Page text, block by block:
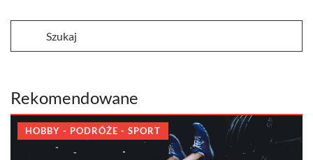
Rekomendowane
HOBBY - PODRÓŻE - SPORT